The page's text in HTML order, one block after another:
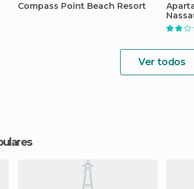
Compass Point Beach Resort
Ver todos